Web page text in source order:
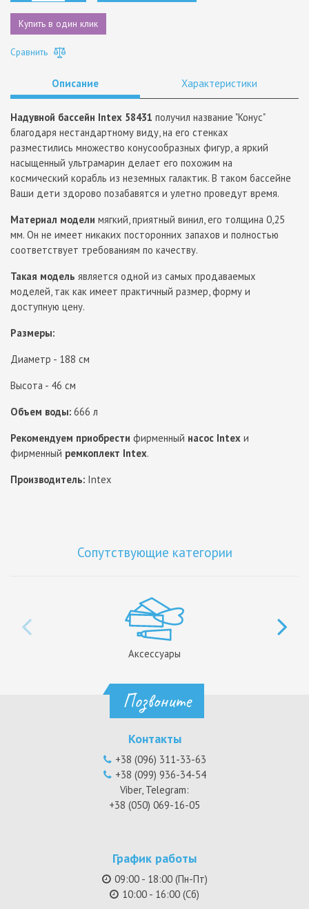
Купить в один клик
Сравнить
Описание Характеристики
Надувной бассейн Intex 58431 получил название "Конус"
благодаря нестандартному виду, на его стенках
разместились множество конусообразных фигур, а яркий
насыщенный ультрамарин делает его похожим на
космический корабль из неземных галактик. В таком бассейне
Ваши дети здорово позабавятся и улетно проведут время.
Материал модели мягкий, приятный винил, его толщина 0,25
мм. Он не имеет никаких посторонних запахов и полностью
соответствует требованиям по качеству.
Такая модель является одной из самых продаваемых
моделей, так как имеет практичный размер, форму и
доступную цену.
Размеры:
Диаметр - 188 см
Высота - 46 см
Объем воды: 666 л
Рекомендуем приобрести фирменный насос Intex и
фирменный ремкоплект Intex.
Производитель: Intex
Сопутствующие категории
Аксессуары
Позвоните
Контакты
+38 (096) 311-33-63
+38 (099) 936-34-54
Viber, Telegram:
+38 (050) 069-16-05
График работы
09:00 - 18:00 (Пн-Пт)
10:00 - 16:00 (Сб)